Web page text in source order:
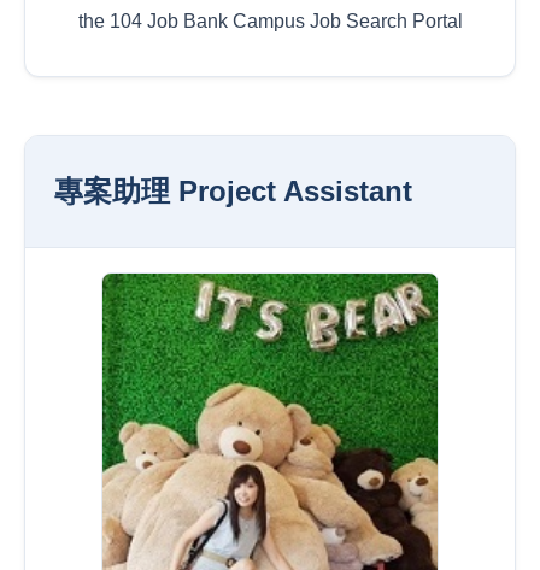
the 104 Job Bank Campus Job Search Portal
專案助理 Project Assistant